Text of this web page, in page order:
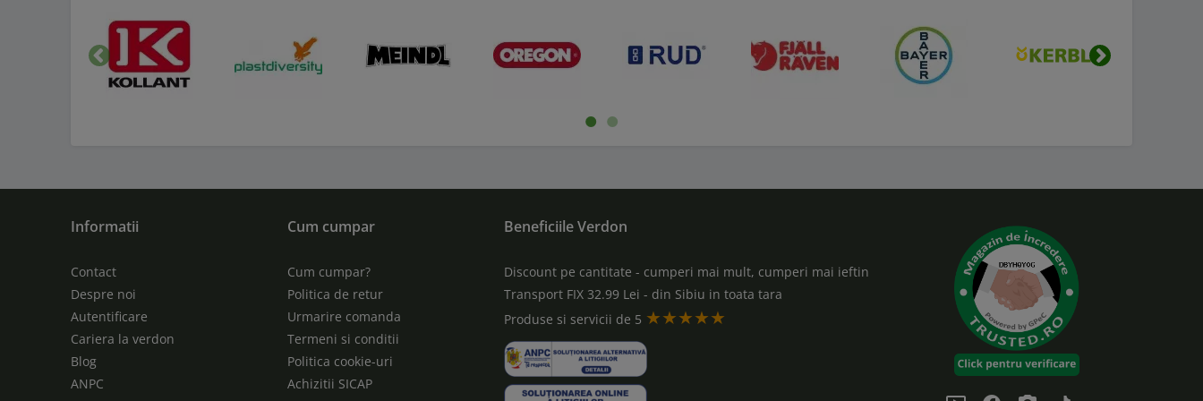
Inapoi
Informatii
Contact
Despre noi
Autentificare
Cariera la verdon
Blog
ANPC
Cum cumpar
Cum cumpar?
Politica de retur
Urmarire comanda
Termeni si conditii
Politica cookie-uri
Achizitii SICAP
Beneficiile Verdon
Discount pe cantitate - cumperi mai mult, cumperi mai ieftin
Transport FIX 32.99 Lei - din Sibiu in toata tara
Produse si servicii de 5 ★★★★★